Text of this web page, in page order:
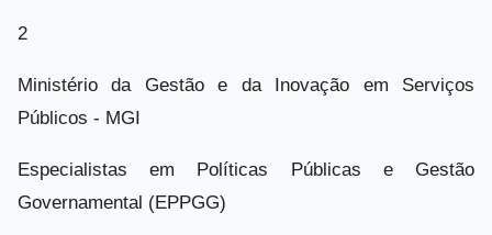
2
Ministério da Gestão e da Inovação em Serviços
Públicos - MGI
Especialistas em Políticas Públicas e Gestão
Governamental (EPPGG)